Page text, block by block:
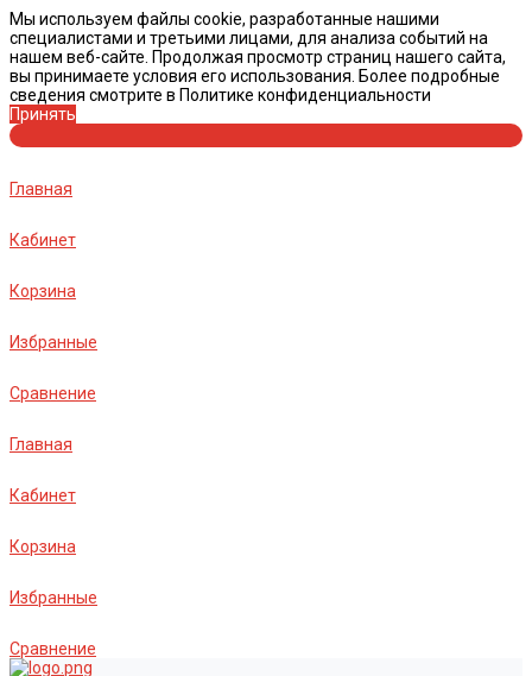
Мы используем файлы cookie, разработанные нашими
специалистами и третьими лицами, для анализа событий на
нашем веб-сайте. Продолжая просмотр страниц нашего сайта,
вы принимаете условия его использования. Более подробные
сведения смотрите в Политике конфиденциальности
Принять
Главная
Кабинет
Корзина
Избранные
Сравнение
Главная
Кабинет
Корзина
Избранные
Сравнение